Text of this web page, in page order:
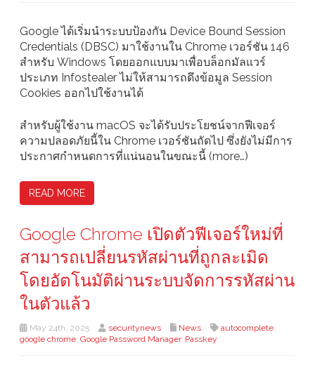
Google ได้เริ่มนำระบบป้องกัน Device Bound Session
Credentials (DBSC) มาใช้งานใน Chrome เวอร์ชัน 146
สำหรับ Windows โดยออกแบบมาเพื่อบล็อกมัลแวร์
ประเภท Infostealer ไม่ให้สามารถดึงข้อมูล Session
Cookies ออกไปใช้งานได้
สำหรับผู้ใช้งาน macOS จะได้รับประโยชน์จากฟีเจอร์
ความปลอดภัยนี้ใน Chrome เวอร์ชันถัดไป ซึ่งยังไม่มีการ
ประกาศกำหนดการที่แน่นอนในขณะนี้ (more…)
READ MORE
Google Chrome เปิดตัวฟีเจอร์ใหม่ที่
สามารถเปลี่ยนรหัสผ่านที่ถูกละเมิด
โดยอัตโนมัติผ่านระบบจัดการรหัสผ่าน
ในตัวแล้ว
May 24th, 2025 securitynews News autocomplete,
google chrome, Google Password Manager, Passkey